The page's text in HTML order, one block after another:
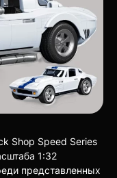
Shop Speed Series
1:32
представленных